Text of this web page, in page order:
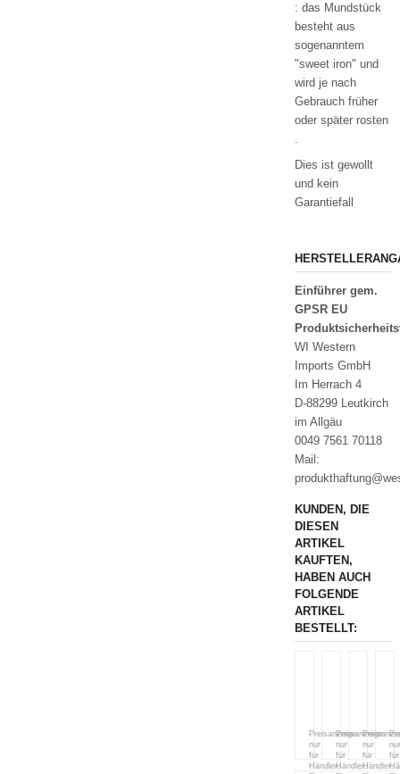
: das Mundstück
besteht aus
sogenanntem
"sweet iron" und
wird je nach
Gebrauch früher
oder später rosten
.
Dies ist gewollt
und kein
Garantiefall
Einführer gem.
GPSR EU
WI Western
Imports GmbH
Im Herrach 4
D-88299 Leutkirch
im Allgäu
0049 7561 70118
Mail:
KUNDEN, DIE
DIESEN
ARTIKEL
KAUFTEN,
HABEN AUCH
FOLGENDE
ARTIKEL
BESTELLT:
Jeans
blau
Preisanzeige
nur
für
Händler.
Allen
Offset
Dee
Preisanzeige
nur
für
Händler.
Bit
with
Shanks
nur
für
Händler.
nur
für